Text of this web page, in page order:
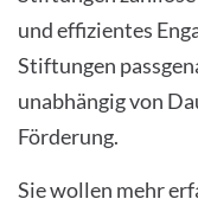
und effizientes
Stiftungen
unabhängig von
Förderung.
Sie wollen mehr